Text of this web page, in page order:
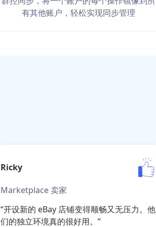
有其他账户，轻松实现同步管理
Ricky
Marketplace 卖家
“开设新的 eBay 店铺变得顺畅又无压力。他
们的独立环境真的很好用。”